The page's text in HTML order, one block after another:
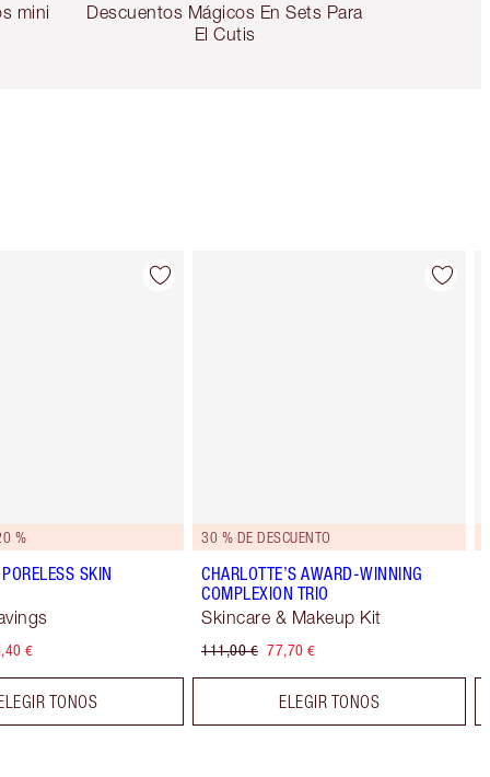
mini
Descuentos Mágicos En Sets Para
El Cutis
%
SKIN
€
TONOS
30 % DE DESCUENTO
CHARLOTTE’S AWARD-WINNING
COMPLEXION TRIO
Skincare & Makeup Kit
111,00 € 77,70 €
ELEGIR TONOS